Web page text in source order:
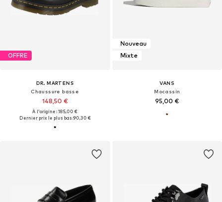
OFFRE
DR. MARTENS
Chaussure basse
148,50 €
À l'origine : 185,00 €
Dernier prix le plus bas :90,30 €
Nouveau
Mixte
VANS
Mocassin
95,00 €